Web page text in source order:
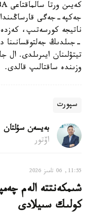
جەكپە-جەگى
وزىندە ساقتالىپ قالدى.
سپورت
بەيسەن سۇلتان
اۆتور
11:55, 06 تامىز 2026
شىمكەنتتە الەم
كولىك سىيلادى